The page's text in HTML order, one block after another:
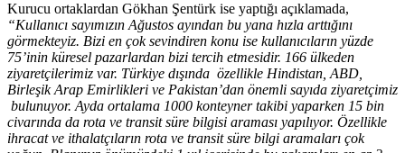
Kurucu ortaklardan Gökhan Şentürk ise yaptığı açıklamada,
“Kullanıcı sayımızın Ağustos ayından bu yana hızla arttığını
görmekteyiz. Bizi en çok sevindiren konu ise kullanıcıların yüzde
75’inin küresel pazarlardan bizi tercih etmesidir. 166 ülkeden
ziyaretçilerimiz var. Türkiye dışında özellikle Hindistan, ABD,
Birleşik Arap Emirlikleri ve Pakistan’dan önemli sayıda ziyaretçimiz
bulunuyor. Ayda ortalama 1000 konteyner takibi yaparken 15 bin
civarında da rota ve transit süre bilgisi araması yapılıyor. Özellikle
ihracat ve ithalatçıların rota ve transit süre bilgi aramaları çok